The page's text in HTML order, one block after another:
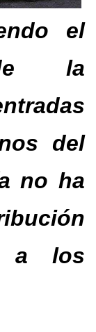
el
de la
del
no ha
a los